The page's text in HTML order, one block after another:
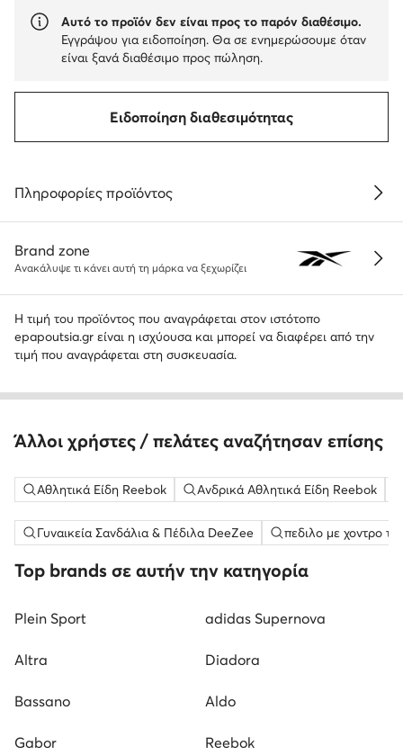
Αυτό το προϊόν δεν είναι προς το παρόν διαθέσιμο.
Εγγράψου για ειδοποίηση. Θα σε ενημερώσουμε όταν
είναι ξανά διαθέσιμο προς πώληση.
Ειδοποίηση διαθεσιμότητας
Πληροφορίες προϊόντος
Brand zone
Ανακάλυψε τι κάνει αυτή τη μάρκα να ξεχωρίζει
Η τιμή του προϊόντος που αναγράφεται στον ιστότοπο
epapoutsia.gr είναι η ισχύουσα και μπορεί να διαφέρει από την
τιμή που αναγράφεται στη συσκευασία.
Άλλοι χρήστες / πελάτες αναζήτησαν επίσης
Αθλητικά Είδη Reebok Ανδρικά Αθλητικά Είδη Reebok
Γυναικεία Σανδάλια & Πέδιλα DeeZee πεδιλο με χοντρο
Top brands σε αυτήν την κατηγορία
Plein Sport adidas Supernova
Altra Diadora
Bassano Aldo
Gabor Reebok